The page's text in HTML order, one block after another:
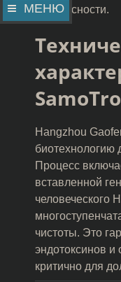
МЕНЮ
безопасности.
Hangzhou
биотехнологию
Процесс
вставленной
человеческого
чистоты. Это
эндотоксинов и
критично для